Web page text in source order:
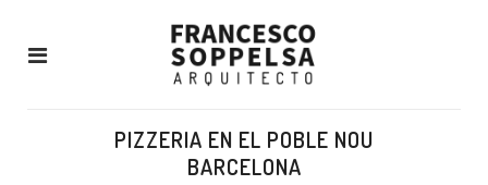
PIZZERIA EN EL POBLE NOU
BARCELONA